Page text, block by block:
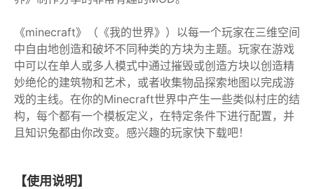
《minecraft》（《我的世界》）以每一个玩家在三维空间
中自由地创造和破坏不同种类的方块为主题。玩家在游戏
中可以在单人或多人模式中通过摧毁或创造方块以创造精
妙绝伦的建筑物和艺术，或者收集物品探索地图以完成游
戏的主线。在你的Minecraft世界中产生一些类似村庄的结
构，每个都有一个模板定义，在特定条件下进行配置，并
且知识兔都由你改变。感兴趣的玩家快下载吧！
【使用说明】